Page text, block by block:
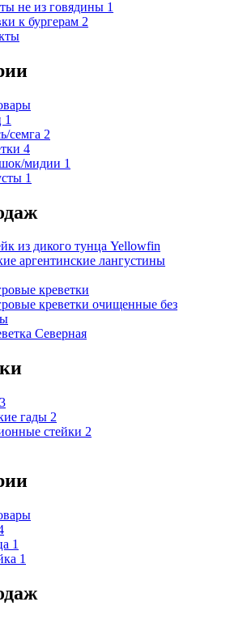
не из говядины 1
к бургерам 2
1
семга 2
4
мидии 1
1
из дикого тунца Yellowfin
аргентинские лангустины
креветки
креветки очищенные без
Cеверная
3
гады 2
стейки 2
1
1